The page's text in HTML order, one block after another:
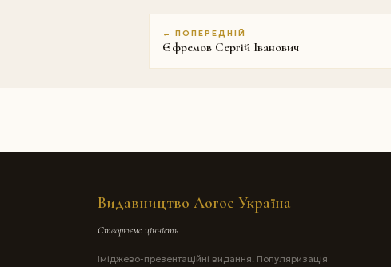
← ПОПЕРЕДНІЙ
Єфремов Сергій Іванович
Видавництво Логос Україна
Створюємо цінність
Іміджево-презентаційні видання. Популяризація